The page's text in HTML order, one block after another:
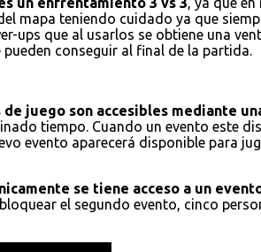
mapa teniendo cuidado ya que
ups que al usarlos se obtiene una
conseguir al final de la partida.
de juego son accesibles mediante
tiempo. Cuando un evento este
evento aparecerá disponible para
se tiene acceso a un
el segundo evento, cinco